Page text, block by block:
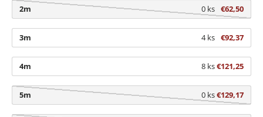
2m 0 ks €62,50
3m 4 ks €92,37
4m 8 ks€121,25
5m 0 ks€129,17